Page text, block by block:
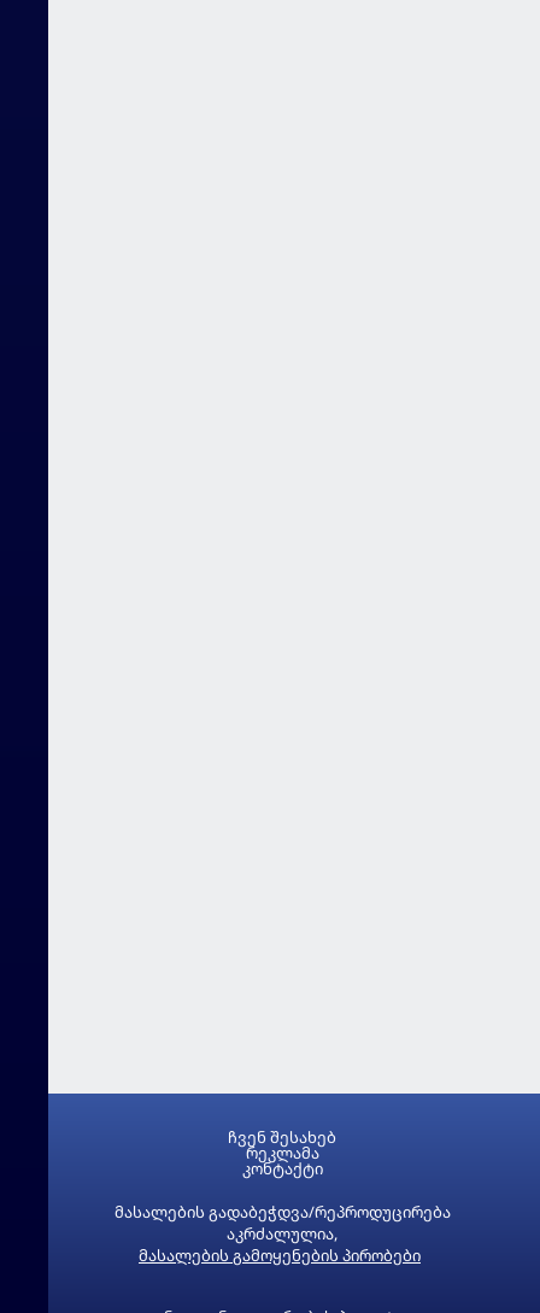
მასალების გადაბეჭდვა/რეპროდუცირება
აკრძალულია,
მასალების გამოყენების პირობები
ჩვენ შესახებ
რეკლამა
კონტაქტი